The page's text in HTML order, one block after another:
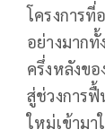
โครงการ
อย่างมาก
ครึ่งหลังขอ
สู่ช่วงการ
ใหม่เข้าม